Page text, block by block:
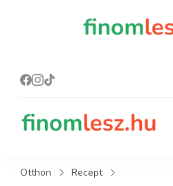
Otthon
Recept